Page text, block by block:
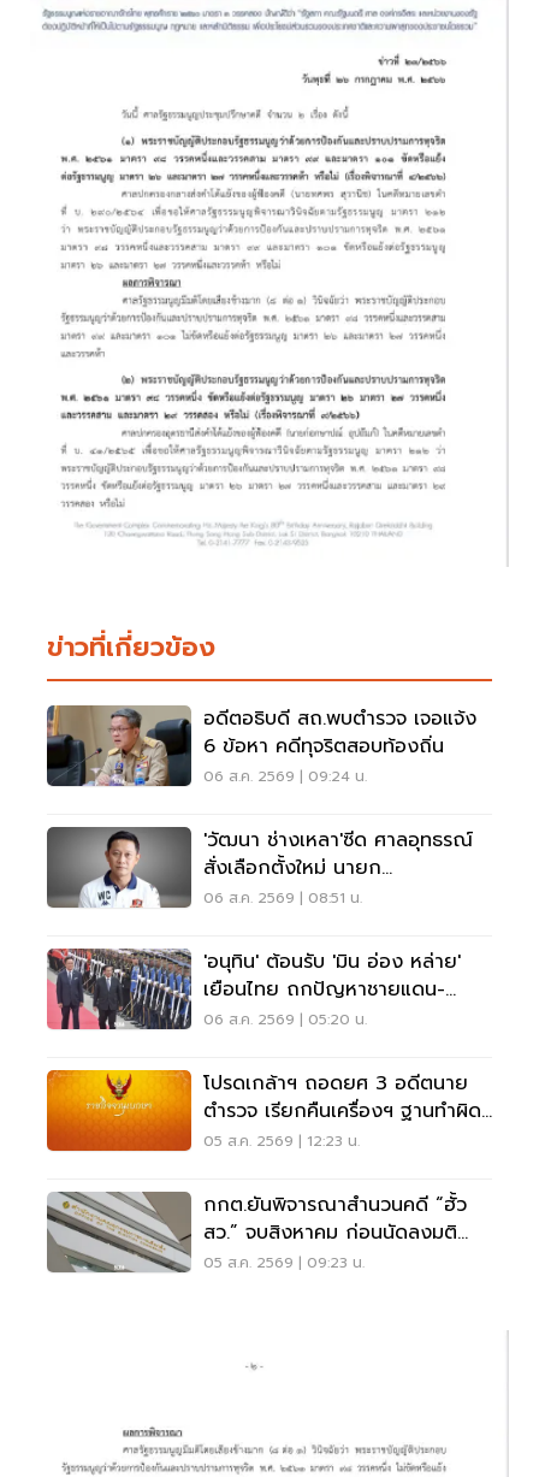
ข่าวที่เกี่ยวข้อง
อดีตอธิบดี สถ.พบตำรวจ เจอแจ้ง
6 ข้อหา คดีทุจริตสอบท้องถิ่น
06 ส.ค. 2569 | 09:24 น.
'วัฒนา ช่างเหลา'ซีด ศาลอุทธรณ์
สั่งเลือกตั้งใหม่ นายก
อบจ.ขอนแก่น
06 ส.ค. 2569 | 08:51 น.
'อนุทิน' ต้อนรับ 'มิน อ่อง หล่าย'
เยือนไทย ถกปัญหาชายแดน-
พลังงาน-การค้า
06 ส.ค. 2569 | 05:20 น.
โปรดเกล้าฯ ถอดยศ 3 อดีตนาย
ตำรวจ เรียกคืนเครื่องฯ ฐานทำผิด
วินัยร้ายแรง
05 ส.ค. 2569 | 12:23 น.
กกต.ยันพิจารณาสำนวนคดี “ฮั้ว
สว.” จบสิงหาคม ก่อนนัดลงมติ
ภายหลัง
05 ส.ค. 2569 | 09:23 น.